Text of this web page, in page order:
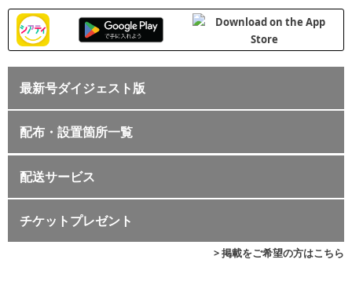
最新号ダイジェスト版
配布・設置箇所一覧
配送サービス
チケットプレゼント
> 掲載をご希望の方はこちら